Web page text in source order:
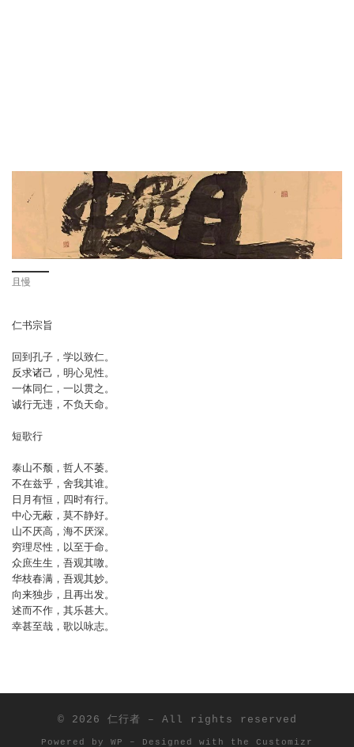
且慢
仁书宗旨
回到孔子，学以致仁。
反求诸己，明心见性。
一体同仁，一以贯之。
诚行无违，不负天命。
短歌行
泰山不颓，哲人不萎。
不在兹乎，舍我其谁。
日月有恒，四时有行。
中心无蔽，莫不静好。
山不厌高，海不厌深。
穷理尽性，以至于命。
众庶生生，吾观其噭。
华枝春满，吾观其妙。
向来独步，且再出发。
述而不作，其乐甚大。
幸甚至哉，歌以咏志。
© 2026 仁行者 – All rights reserved
Powered by WP – Designed with the Customizr